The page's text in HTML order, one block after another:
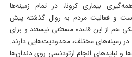
بیماری کرونا، در تمام زمینه‌ها
و فعالیت مردم به روال گذشته پیش
هم از این قاعده مستثنی نیستند و برای
در زمینه‌های مختلف، محدودیت‌هایی دارند.
و نبایدهای انجام ارتودنسی روی دندان‌ها